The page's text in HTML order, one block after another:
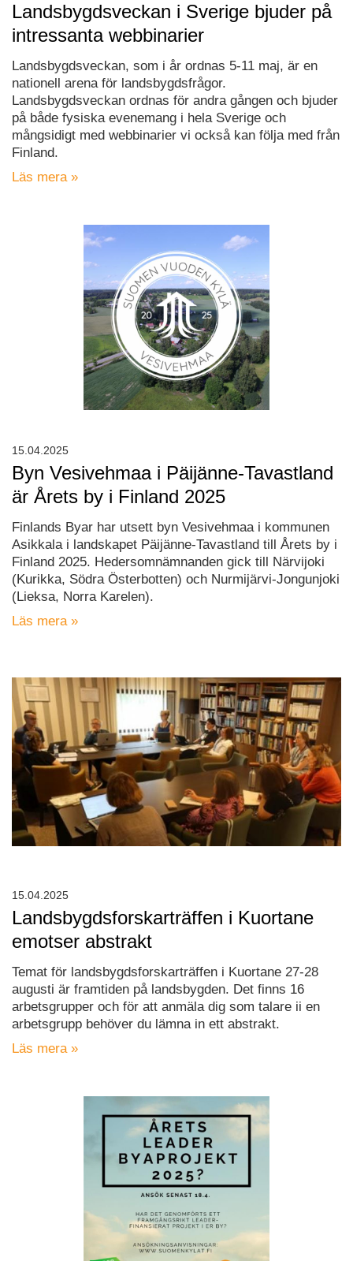
Landsbygdsveckan i Sverige bjuder på
intressanta webbinarier
Landsbygdsveckan, som i år ordnas 5-11 maj, är en
nationell arena för landsbygdsfrågor.
Landsbygdsveckan ordnas för andra gången och bjuder
på både fysiska evenemang i hela Sverige och
mångsidigt med webbinarier vi också kan följa med från
Finland.
Läs mera »
Byn Vesivehmaa i Päijänne-Tavastland
är Årets by i Finland 2025
Finlands Byar har utsett byn Vesivehmaa i kommunen
Asikkala i landskapet Päijänne-Tavastland till Årets by i
Finland 2025. Hedersomnämnanden gick till Närvijoki
(Kurikka, Södra Österbotten) och Nurmijärvi-Jongunjoki
(Lieksa, Norra Karelen).
Läs mera »
15.04.2025
Landsbygdsforskarträffen i Kuortane
emotser abstrakt
Temat för landsbygdsforskarträffen i Kuortane 27-28
augusti är framtiden på landsbygden. Det finns 16
arbetsgrupper och för att anmäla dig som talare ii en
arbetsgrupp behöver du lämna in ett abstrakt.
Läs mera »
15.04.2025